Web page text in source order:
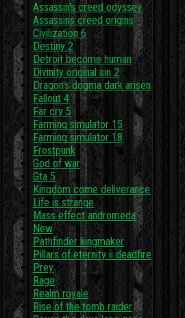
Assassin's creed odyssey
Assassins creed origins
Civilization 6
Destiny 2
Detroit become human
Divinity original sin 2
Dragon's dogma dark arisen
Fallout 4
Far cry 5
Farming simulator 15
Farming simulator 18
Frostpunk
God of war
Gta 5
Kingdom come deliverance
Life is strange
Mass effect andromeda
New
Pathfinder kingmaker
Pillars of eternity ii deadfire
Prey
Rage
Realm royale
Rise of the tomb raider